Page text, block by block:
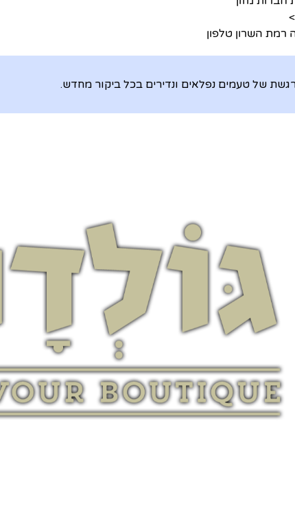
רמת השרון טלפון
של טעמים נפלאים ונדירים בכל ביקור מחדש.